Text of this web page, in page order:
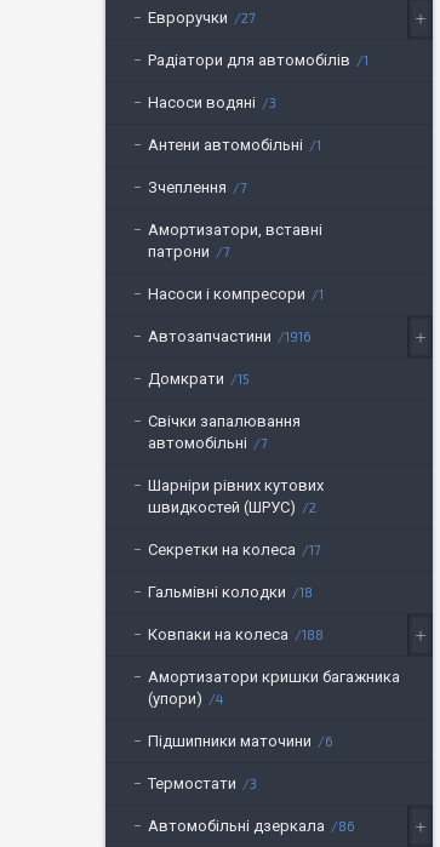
Евроручки 27
Радіатори для автомобілів 1
Насоси водяні 3
Антени автомобільні 1
Зчеплення 7
Амортизатори, вставні
патрони
7
Насоси і компресори 1
Автозапчастини 1916
Домкрати 15
Свічки запалювання
автомобільні
7
Шарніри рівних кутових
швидкостей (ШРУС)
2
Секретки на колеса 17
Гальмівні колодки 18
Ковпаки на колеса 188
Амортизатори кришки багажника
(упори)
4
Підшипники маточини 6
Термостати 3
Автомобільні дзеркала 86